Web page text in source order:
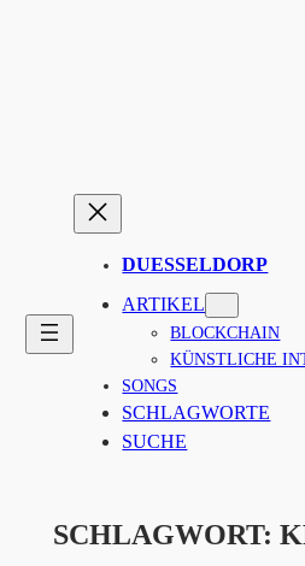
DUESSELDORP
ARTIKEL
BLOCKCHAIN
KÜNSTLICHE
SONGS
SCHLAGWORTE
SUCHE
SCHLAGWORT: